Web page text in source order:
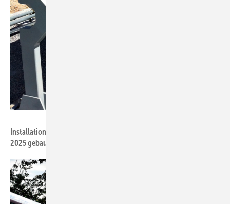
Installation bei der Firma Alanod in Ennepetal: Diese Anlage wurde
2025 ­gebaut und liefert kostengünstige ­Prozesswärme.